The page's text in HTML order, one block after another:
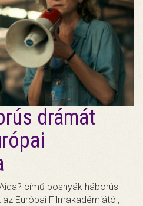
drámát
című bosnyák háborús
Európai Filmakadémiától,